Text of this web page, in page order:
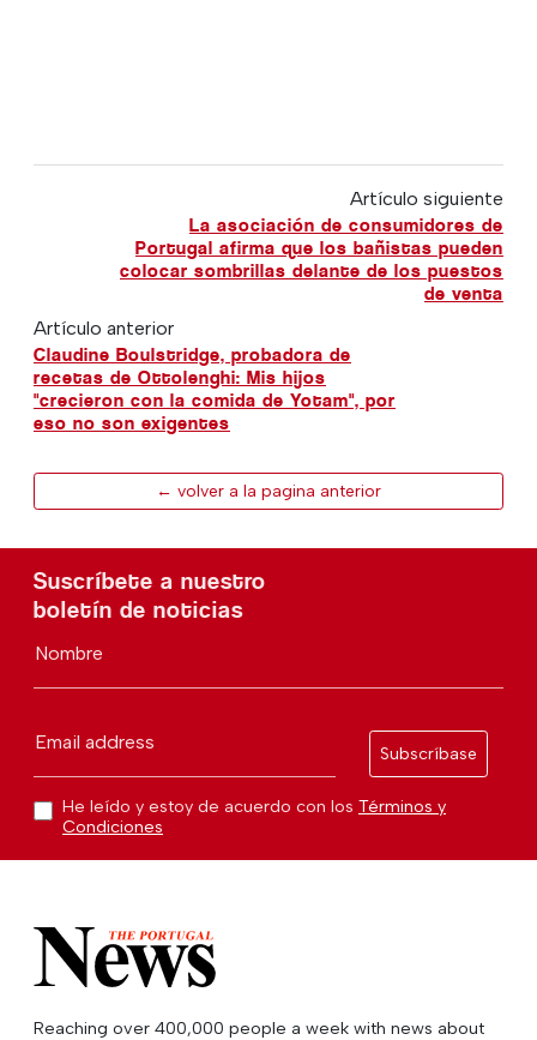
Artículo siguiente
La asociación de consumidores de
Portugal afirma que los bañistas pueden
colocar sombrillas delante de los puestos
de venta
Artículo anterior
Claudine Boulstridge, probadora de
recetas de Ottolenghi: Mis hijos
"crecieron con la comida de Yotam", por
eso no son exigentes
← volver a la pagina anterior
Suscríbete a nuestro
boletín de noticias
Nombre
Email address
Subscríbase
He leído y estoy de acuerdo con los Términos y
Condiciones
Reaching over 400,000 people a week with news about